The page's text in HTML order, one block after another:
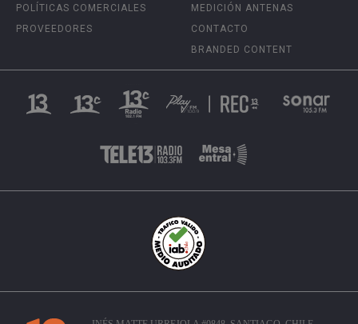
POLÍTICAS COMERCIALES
PROVEEDORES
MEDICIÓN ANTENAS
CONTACTO
BRANDED CONTENT